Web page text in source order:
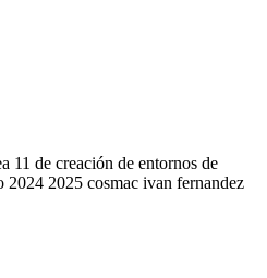
11 de creación de entornos de
2024 2025 cosmac ivan fernandez